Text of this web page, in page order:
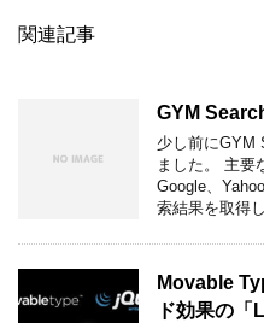
関連記事
GYM
少し前にGYM
ました。 主要
Google、
索結果を取得
Movable
ド効果の